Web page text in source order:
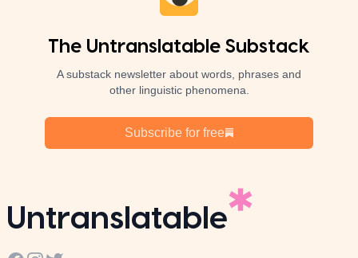
The Untranslatable Substack
A substack newsletter about words, phrases and
other linguistic phenomena.
Subscribe for free
Untranslatable